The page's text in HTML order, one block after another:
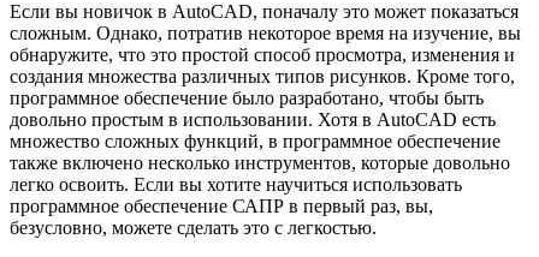
Если вы новичок в AutoCAD, поначалу это может показаться
сложным. Однако, потратив некоторое время на изучение, вы
обнаружите, что это простой способ просмотра, изменения и
создания множества различных типов рисунков. Кроме того,
программное обеспечение было разработано, чтобы быть
довольно простым в использовании. Хотя в AutoCAD есть
множество сложных функций, в программное обеспечение
также включено несколько инструментов, которые довольно
легко освоить. Если вы хотите научиться использовать
программное обеспечение САПР в первый раз, вы,
безусловно, можете сделать это с легкостью.